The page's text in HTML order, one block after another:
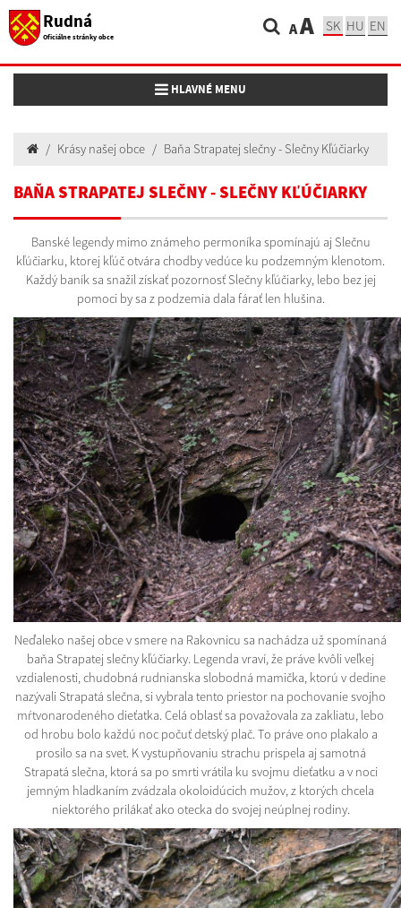
Rudná
Oficiálne stránky obce AA SK HU EN
Toggle navigation
HLAVNÉ MENU
Krásy našej obce Baňa Strapatej slečny - Slečny Kľúčiarky
BAŇA STRAPATEJ SLEČNY - SLEČNY KĽÚČIARKY
Banské legendy mimo známeho permoníka spomínajú aj Slečnu
kľúčiarku, ktorej kľúč otvára chodby vedúce ku podzemným klenotom.
Každý baník sa snažil získať pozornosť Slečny kľúčiarky, lebo bez jej
pomoci by sa z podzemia dala fárať len hlušina.
Neďaleko našej obce v smere na Rakovnicu sa nachádza už spomínaná
baňa Strapatej slečny kľúčiarky. Legenda vraví, že práve kvôli veľkej
vzdialenosti, chudobná rudnianska slobodná mamička, ktorú v dedine
nazývali Strapatá slečna, si vybrala tento priestor na pochovanie svojho
mŕtvonarodeného dieťatka. Celá oblasť sa považovala za zakliatu, lebo
od hrobu bolo každú noc počuť detský plač. To práve ono plakalo a
prosilo sa na svet. K vystupňovaniu strachu prispela aj samotná
Strapatá slečna, ktorá sa po smrti vrátila ku svojmu dieťatku a v noci
jemným hladkaním zvádzala okoloidúcich mužov, z ktorých chcela
niektorého prilákať ako otecka do svojej neúplnej rodiny.